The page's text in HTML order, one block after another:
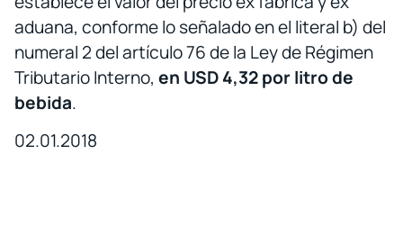
aduana, conforme lo señalado en el literal b) del
numeral 2 del artículo 76 de la Ley de Régimen
Tributario Interno, en USD 4,32 por litro de
bebida.
02.01.2018